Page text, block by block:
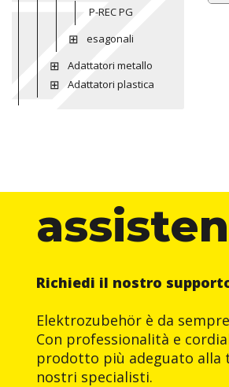
P-REC PG
esagonali
Adattatori metallo
Adattatori plastica
Richiedi il nostro
Elektrozubehör è da
Con professionalità e
prodotto più adeguato alla
nostri specialisti.